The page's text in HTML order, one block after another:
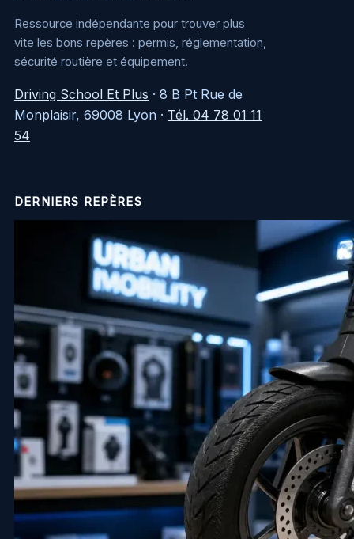
Ressource indépendante pour trouver plus
vite les bons repères : permis, réglementation,
sécurité routière et équipement.
Driving School Et Plus · 8 B Pt Rue de
Monplaisir, 69008 Lyon · Tél. 04 78 01 11
54
DERNIERS REPÈRES